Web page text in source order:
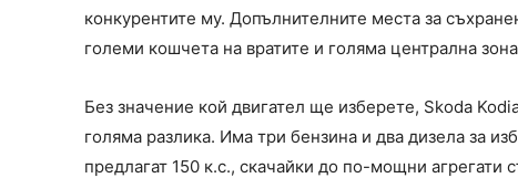
конкурентите му. Допълнителните места за
големи кошчета на вратите и голяма централна
Без значение кой двигател ще изберете, Skoda
голяма разлика. Има три бензина и два дизела за
предлагат 150 к.с., скачайки до по-мощни агрегати